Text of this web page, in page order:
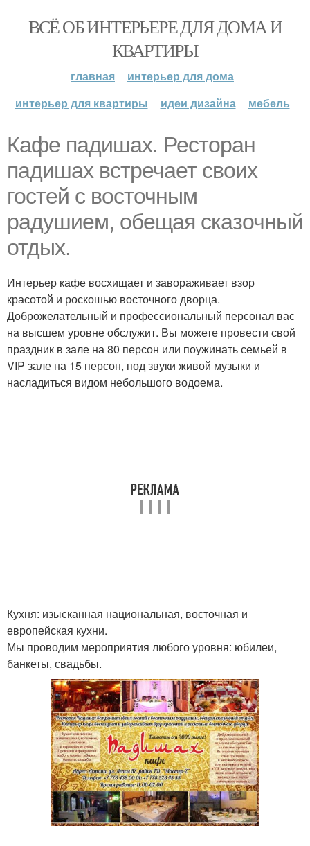
ВСЁ ОБ ИНТЕРЬЕРЕ ДЛЯ ДОМА И
КВАРТИРЫ
главная
интерьер для дома
интерьер для квартиры
идеи дизайна мебель
Кафе падишах. Ресторан
падишах встречает своих
гостей с восточным
радушием, обещая сказочный
отдых.
Интерьер кафе восхищает и завораживает взор
красотой и роскошью восточного дворца.
Доброжелательный и профессиональный персонал вас
на высшем уровне обслужит. Вы можете провести свой
праздник в зале на 80 персон или поужинать семьей в
VIP зале на 15 персон, под звуки живой музыки и
насладиться видом небольшого водоема.
Кухня: изысканная национальная, восточная и
европейская кухни.
Мы проводим мероприятия любого уровня: юбилеи,
банкеты, свадьбы.